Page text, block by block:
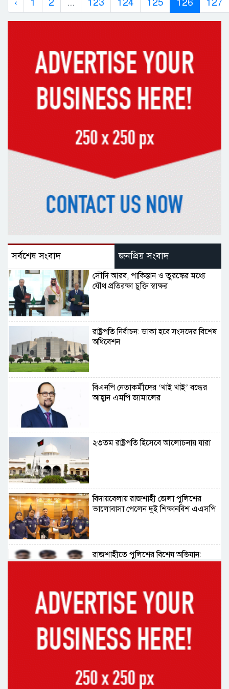
সর্বশেষ সংবাদ জনপ্রিয় সংবাদ
সৌদি আরব, পাকিস্তান ও তুরস্কের মধ্যে
যৌথ প্রতিরক্ষা চুক্তি স্বাক্ষর
রাষ্ট্রপতি নির্বাচন: ডাকা হবে সংসদের বিশেষ
অধিবেশন
বিএনপি নেতাকর্মীদের ‘খাই খাই’ বন্ধের
আহ্বান এমপি জামালের
২৩তম রাষ্ট্রপতি হিসেবে আলোচনায় যারা
বিদায়বেলায় রাজশাহী জেলা পুলিশের
ভালোবাসা পেলেন দুই শিক্ষানবিশ এএসপি
রাজশাহীতে পুলিশের বিশেষ অভিযান:
নদীদূষণ রোধে সমন্বিত পদক্ষেপ গ্রহণে
উদ্যোক্তাকে সম্মাননা দিলেন সিটি প্রশাসক